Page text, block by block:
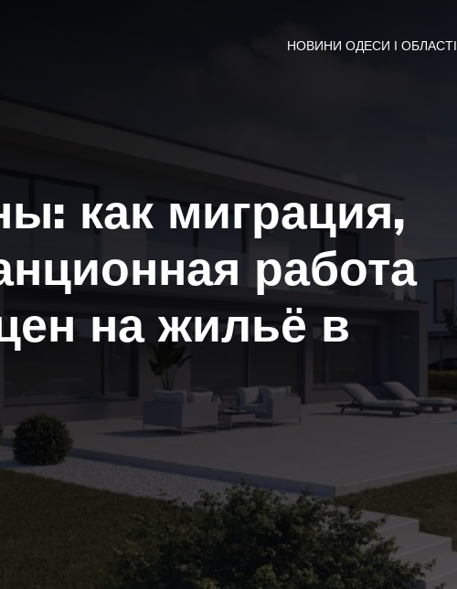
НОВИНИ ОДЕСИ І ОБЛАСТІ
как миграция,
работа
на жильё в